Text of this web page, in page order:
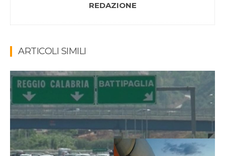
REDAZIONE
ARTICOLI SIMILI